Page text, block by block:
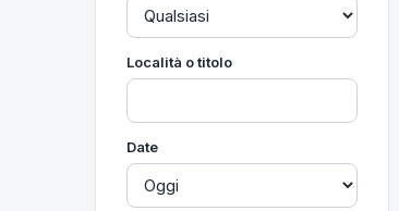
Località o titolo
Date